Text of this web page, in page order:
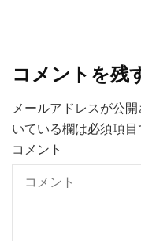
コメントを残
メールアドレスが公
いている欄は必須項目
コメント